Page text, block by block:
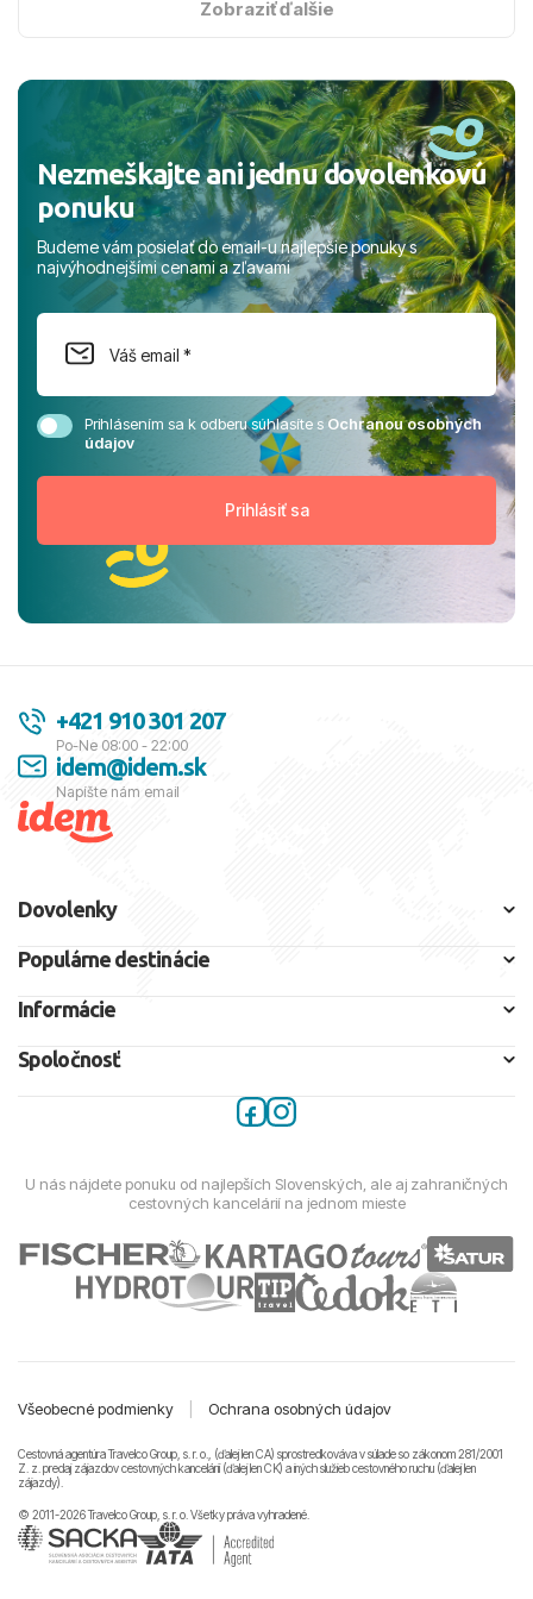
s hviezdičkou. ​Už teraz sa tešíme, kam s nami vyrazíte
Zobraziť ďalšie
Nezmeškajte ani jednu dovolenkovú
ponuku
Budeme vám posielať do email-u najlepšie ponuky s
najvýhodnejšími cenami a zľavami
Prihlásením sa k odberu súhlasíte sOchranou osobných
údajov
+421 910 301 207
Po-Ne 08:00 - 22:00
idem@idem.sk
Napíšte nám email
Dovolenky
Populárne destinácie
Informácie
Spoločnosť
U nás nájdete ponuku od najlepších Slovenských, ale aj zahraničných
cestovných kancelárií na jednom mieste
Všeobecné podmienky Ochrana osobných údajov
Cestovná agentúra Travelco Group, s. r. o., (ďalej len CA) sprostredkováva v súlade so zákonom 281/2001
Z. z. predaj zájazdov cestovných kancelárii (ďalej len CK) a iných služieb cestovného ruchu (ďalej len
zájazdy).
© 2011-2026 Travelco Group, s. r. o. Všetky práva vyhradené.